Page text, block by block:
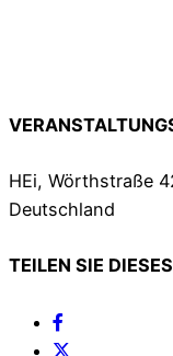
HEi, Wörthstraße
Deutschland
TEILEN SIE